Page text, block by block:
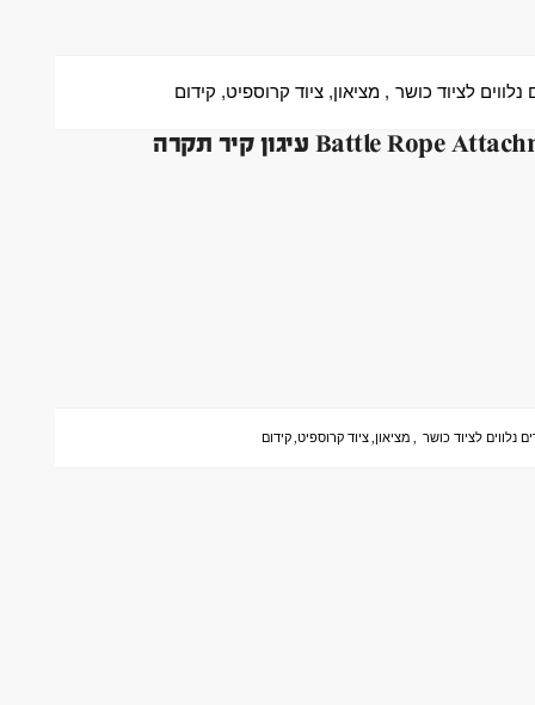
נלווים לציוד כושר ,מציאון,ציוד קרוספיט, קידום
נלווים לציוד כושר , מציאון,ציוד קרוספיט,קידום